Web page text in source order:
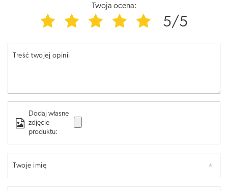
Twoja ocena:
5/5
Treść twojej opinii
Dodaj własne
zdjęcie
produktu:
Twoje imię